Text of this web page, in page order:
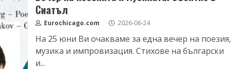
Сиатъл
Eurochicago.com 2026-06-24
На 25 юни Ви очакваме за една вечер на поезия,
музика и импровизация. Стихове на български
и...